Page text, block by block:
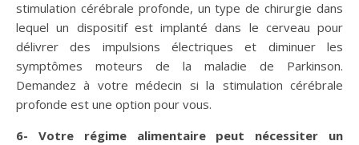
stimulation cérébrale profonde, un type de chirurgie dans
lequel un dispositif est implanté dans le cerveau pour
délivrer des impulsions électriques et diminuer les
symptômes moteurs de la maladie de Parkinson.
Demandez à votre médecin si la stimulation cérébrale
profonde est une option pour vous.
6-
Votre régime alimentaire peut nécessiter un